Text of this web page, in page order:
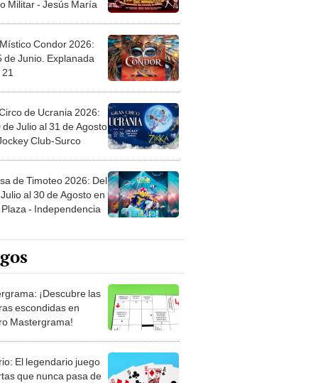
Militar - Jesús María
Condor 2026:
de Junio. Explanada
de Ucrania 2026:
de Julio al 31 de Agosto
Club-Surco
de Timoteo 2026: Del
al 30 de Agosto en
- Independencia
¡Descubre las
escondidas en
Mastergrama!
El legendario juego
que nunca pasa de